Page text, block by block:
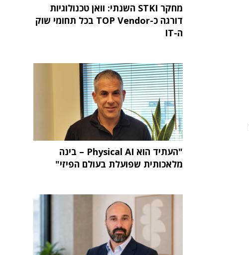
מחקר STKI השנתי: וואן טכנולוגיות
דורגה כ-TOP Vendor בכל תחומי שוק
ה-IT
"העתיד הוא Physical AI – בינה
מלאכותית שפועלת בעולם הפיזי"